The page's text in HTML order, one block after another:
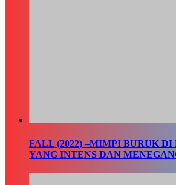
FALL (2022) –MIMPI BURUK
YANG INTENS DAN